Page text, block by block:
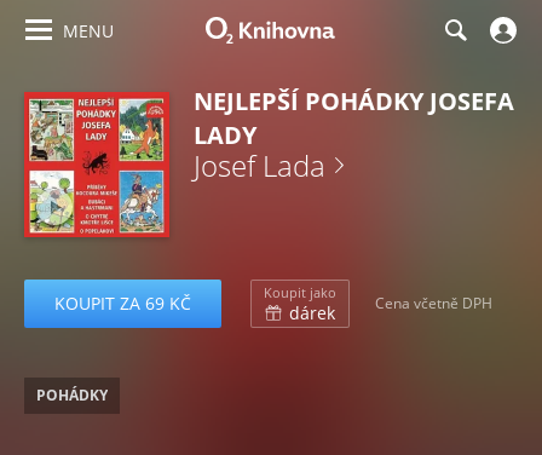
MENU
NEJLEPŠÍ POHÁDKY JOSEFA
LADY
Josef Lada
KOUPIT ZA 69 KČ Koupit jako
dárek Cena včetně DPH
POHÁDKY